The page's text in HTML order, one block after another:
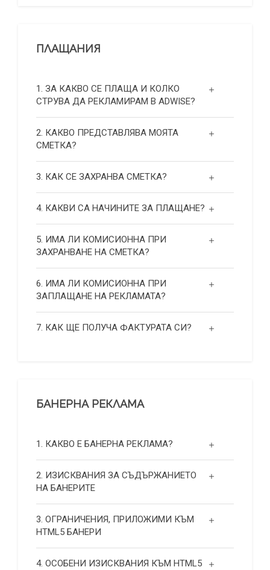
ПЛАЩАНИЯ
1. ЗА КАКВО СЕ ПЛАЩА И КОЛКО
СТРУВА ДА РЕКЛАМИРАМ В ADWISE?
2. КАКВО ПРЕДСТАВЛЯВА МОЯТА
СМЕТКА?
3. КАК СЕ ЗАХРАНВА СМЕТКА?
4. КАКВИ СА НАЧИНИТЕ ЗА ПЛАЩАНЕ?
5. ИМА ЛИ КОМИСИОННА ПРИ
ЗАХРАНВАНЕ НА СМЕТКА?
6. ИМА ЛИ КОМИСИОННА ПРИ
ЗАПЛАЩАНЕ НА РЕКЛАМАТА?
7. КАК ЩЕ ПОЛУЧА ФАКТУРАТА СИ?
БАНЕРНА РЕКЛАМА
1. КАКВО Е БАНЕРНА РЕКЛАМА?
2. ИЗИСКВАНИЯ ЗА СЪДЪРЖАНИЕТО
НА БАНЕРИТЕ
3. ОГРАНИЧЕНИЯ, ПРИЛОЖИМИ КЪМ
HTML5 БАНЕРИ
4. ОСОБЕНИ ИЗИСКВАНИЯ КЪМ HTML5